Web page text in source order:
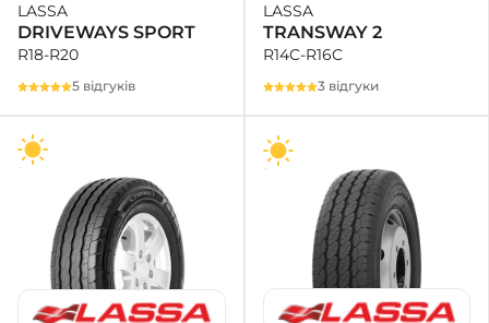
LASSA
DRIVEWAYS SPORT
R18-R20
5 відгуків
LASSA
TRANSWAY 2
R14C-R16C
3 відгуки